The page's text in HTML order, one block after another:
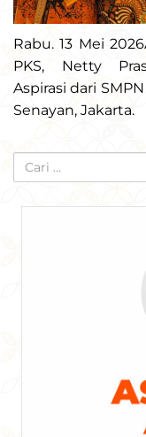
Rabu. 13 Mei
PKS, Netty
Aspirasi dari
Senayan, Jakarta.